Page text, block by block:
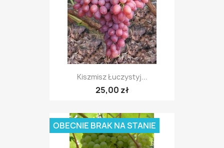
Kiszmisz Łuczystyj...
25,00 zł
OBECNIE BRAK NA STANIE